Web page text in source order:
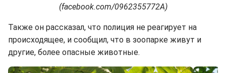
(facebook.com/0962355772A)
Также он рассказал, что полиция не реагирует на
происходящее, и сообщил, что в зоопарке живут и
другие, более опасные животные.